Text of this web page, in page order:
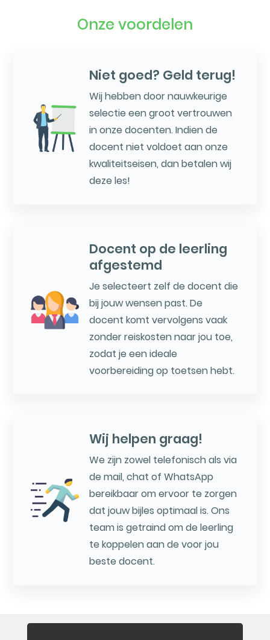
Onze voordelen
Niet goed? Geld terug!
Wij hebben door nauwkeurige
selectie een groot vertrouwen
in onze docenten. Indien de
docent niet voldoet aan onze
kwaliteitseisen, dan betalen wij
deze les!
Docent op de leerling
afgestemd
Je selecteert zelf de docent die
bij jouw wensen past. De
docent komt vervolgens vaak
zonder reiskosten naar jou toe,
zodat je een ideale
voorbereiding op toetsen hebt.
Wij helpen graag!
We zijn zowel telefonisch als via
de mail, chat of WhatsApp
bereikbaar om ervoor te zorgen
dat jouw bijles optimaal is. Ons
team is getraind om de leerling
te koppelen aan de voor jou
beste docent.